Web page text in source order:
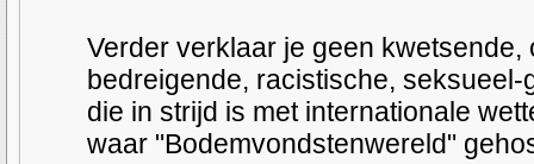
Verder verklaar je geen
bedreigende, racistische,
die in strijd is met internationale
waar "Bodemvondstenwereld"